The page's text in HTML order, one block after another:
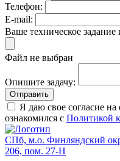
Телефон:
E-mail:
Ваше техническое задание
Файл не выбран
Опишите задачу:
Отправить
Я даю свое согласие
ознакомился с Политикой
СПб, м.о. Финляндский
206, пом. 27-Н